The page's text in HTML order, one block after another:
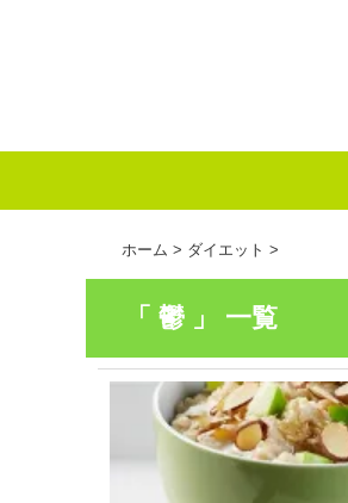
ホーム > ダイエット >
「 鬱 」 一覧